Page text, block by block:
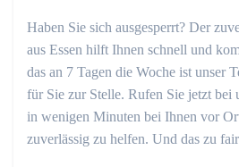
Haben Sie sich ausgesperrt? Der
aus Essen hilft Ihnen schnell und
das an 7 Tagen die Woche ist unser
für Sie zur Stelle. Rufen Sie jetzt bei
in wenigen Minuten bei Ihnen vor
zuverlässig zu helfen. Und das zu